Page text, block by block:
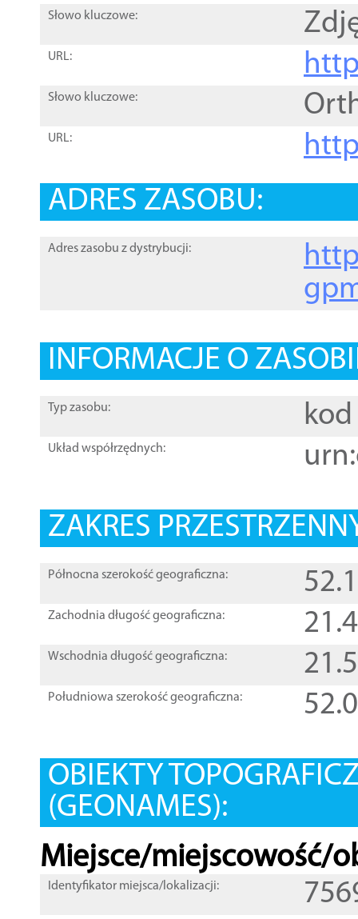
Słowo kluczowe:
URL:
Słowo kluczowe:
URL:
ADRES ZASOBU:
Adres zasobu z dystrybucji:
INFORMACJE O
Typ zasobu: kod
Układ współrzędnych:
ZAKRES
Północna szerokość geograficzna:
Zachodnia długość geograficzna:
Wschodnia długość geograficzna:
Południowa szerokość geograficzna:
OBIEKTY
(GEONAMES):
Miejsce/miejscowość/
Identyfikator miejsca/lokalizacji: